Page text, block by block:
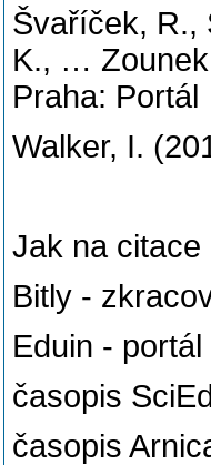
Švaříček, R.,
K., …
Praha: Portál
Walker, I.
Jak na citace
Bitly -
Eduin -
časopis
časopis